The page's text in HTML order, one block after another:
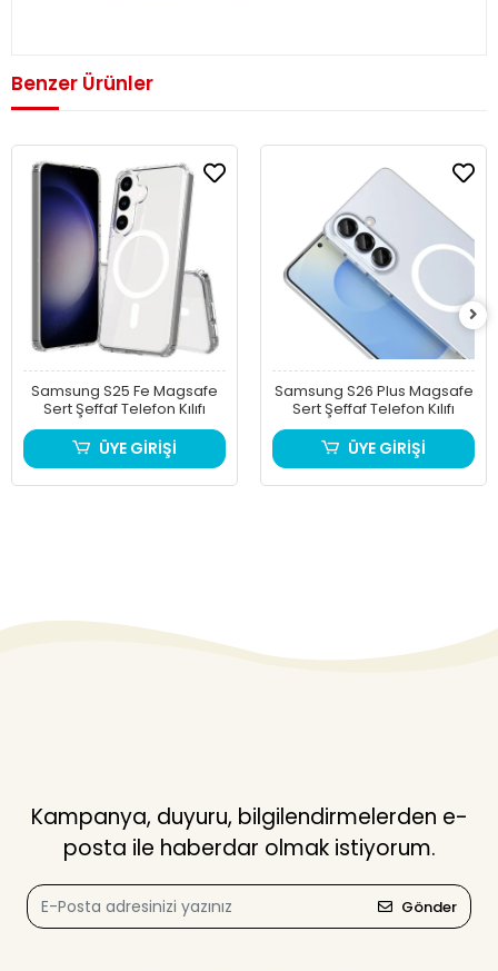
Benzer Ürünler
Samsung S25 Fe Magsafe
Sert Şeffaf Telefon Kılıfı
ÜYE GİRİŞİ
Samsung S26 Plus Magsafe
Sert Şeffaf Telefon Kılıfı
ÜYE GİRİŞİ
Kampanya, duyuru, bilgilendirmelerden e-
posta ile haberdar olmak istiyorum.
Gönder